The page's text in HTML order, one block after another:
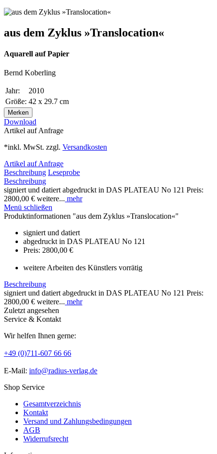
aus dem Zyklus »Translocation«
Aquarell auf Papier
Bernd Koberling
Jahr:
2010
Größe: 42 x 29.7 cm
Merken
Download
Artikel auf Anfrage
*inkl. MwSt. zzgl. Versandkosten
Artikel auf Anfrage
Beschreibung Leseprobe
Beschreibung
signiert und datiert abgedruckt in DAS PLATEAU No 121 Preis:
2800,00 € weitere... mehr
Menü schließen
Produktinformationen "aus dem Zyklus »Translocation«"
signiert und datiert
abgedruckt in DAS PLATEAU No 121
Preis: 2800,00 €
weitere Arbeiten des Künstlers vorrätig
Beschreibung
signiert und datiert abgedruckt in DAS PLATEAU No 121 Preis:
2800,00 € weitere... mehr
Zuletzt angesehen
Service & Kontakt
Wir helfen Ihnen gerne:
+49 (0)711-607 66 66
E-Mail: info@radius-verlag.de
Shop Service
Gesamtverzeichnis
Kontakt
Versand und Zahlungsbedingungen
AGB
Widerrufsrecht